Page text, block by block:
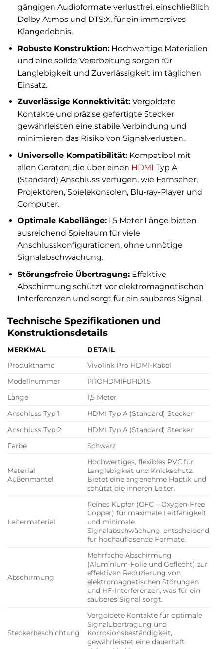
gängigen Audioformate verlustfrei, einschließlich
Dolby Atmos und DTS:X, für ein immersives
Klangerlebnis.
Robuste Konstruktion:Hochwertige Materialien
und eine solide Verarbeitung sorgen für
Langlebigkeit und Zuverlässigkeit im täglichen
Einsatz.
Zuverlässige Konnektivität:Vergoldete
Kontakte und präzise gefertigte Stecker
gewährleisten eine stabile Verbindung und
minimieren das Risiko von Signalverlusten.
Universelle Kompatibilität:Kompatibel mit
allen Geräten, die über einen HDMI Typ A
(Standard) Anschluss verfügen, wie Fernseher,
Projektoren, Spielekonsolen, Blu-ray-Player und
Computer.
Optimale Kabellänge:1,5 Meter Länge bieten
ausreichend Spielraum für viele
Anschlusskonfigurationen, ohne unnötige
Signalabschwächung.
Störungsfreie Übertragung:Effektive
Abschirmung schützt vor elektromagnetischen
Interferenzen und sorgt für ein sauberes Signal.
Technische Spezifikationen und
Konstruktionsdetails
MERKMAL
DETAIL
Produktname
Vivolink Pro HDMI-Kabel
Modellnummer
PROHDMIFUHD1.5
Länge
1,5 Meter
Anschluss Typ 1
HDMI Typ A (Standard) Stecker
Anschluss Typ 2
HDMI Typ A (Standard) Stecker
Farbe
Schwarz
Material
Außenmantel
Hochwertiges, flexibles PVC für
Langlebigkeit und Knickschutz.
Bietet eine angenehme Haptik und
schützt die inneren Leiter.
Leitermaterial
Reines Kupfer (OFC – Oxygen-Free
Copper) für maximale Leitfähigkeit
und minimale
Signalabschwächung, entscheidend
für hochauflösende Formate.
Abschirmung
Mehrfache Abschirmung
(Aluminium-Folie und Geflecht) zur
effektiven Reduzierung von
elektromagnetischen Störungen
und HF-Interferenzen, was für ein
sauberes Signal sorgt.
Steckerbeschichtung
Vergoldete Kontakte für optimale
Signalübertragung und
Korrosionsbeständigkeit,
gewährleistet eine dauerhaft